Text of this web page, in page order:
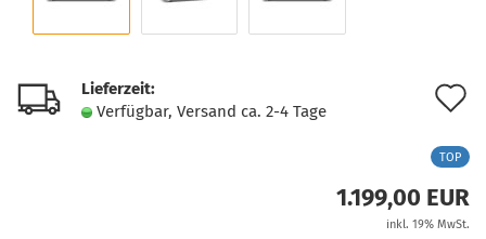
Lieferzeit:
Verfügbar, Versand ca. 2-4 Tage
TOP
1.199,00 EUR
inkl. 19% MwSt.